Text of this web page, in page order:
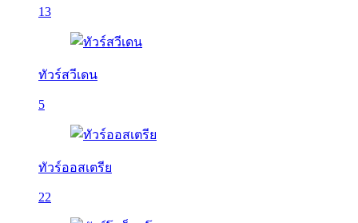
13
ทัวร์สวีเดน
5
ทัวร์ออสเตรีย
22